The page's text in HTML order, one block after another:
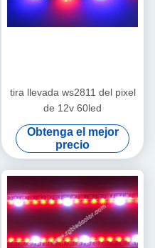
tira llevada ws2811 del pixel
de 12v 60led
Obtenga el mejor
precio